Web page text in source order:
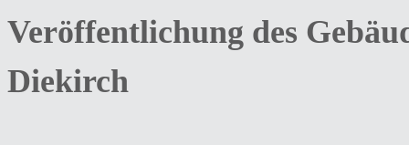
Veröffentlichung des
Diekirch